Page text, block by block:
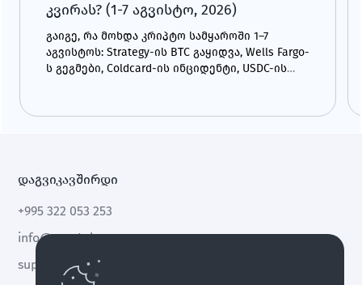
კვირას? (1-7 აგვისტო, 2026)
გაიგე, რა მოხდა კრიპტო სამყაროში 1–7
აგვისტოს: Strategy-ის BTC გაყიდვა, Wells Fargo-
ს გეგმები, Coldcard-ის ინციდენტი, USDC-ის
დაგვიკავშირდი
+995 322 053 253
info@cryptal.com
support@cryptal.com